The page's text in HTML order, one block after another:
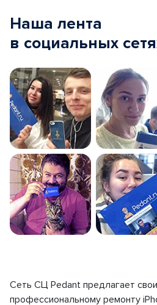
Наша лента
в социальных
Сеть СЦ Pedant предлагает
профессиональному ремонту